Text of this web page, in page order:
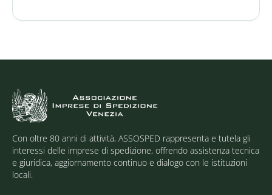
Con oltre 80 anni di attività, ASSOSPED rappresenta e tutela gli
interessi delle imprese di spedizione, offrendo assistenza tecnica
e giuridica, aggiornamento continuo e dialogo con le istituzioni
locali.